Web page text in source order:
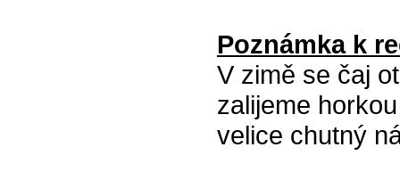
Poznámka k
V zimě se čaj
zalijeme
velice chutný